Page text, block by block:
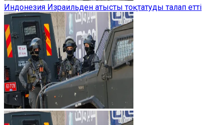
Индонезия Израильден атысты тоқтатуды талап етті